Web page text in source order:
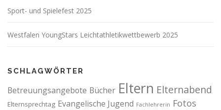
Sport- und Spielefest 2025
Westfalen YoungStars Leichtathletikwettbewerb 2025
SCHLAGWÖRTER
Betreuungsangebote Bücher Eltern Elternabend
Elternsprechtag Evangelische Jugend Fachlehrerin Fotos